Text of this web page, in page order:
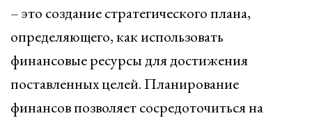
– это создание стратегического плана,
определяющего, как использовать
финансовые ресурсы для достижения
поставленных целей. Планирование
финансов позволяет сосредоточиться на